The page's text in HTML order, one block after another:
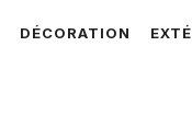
DÉCORATION